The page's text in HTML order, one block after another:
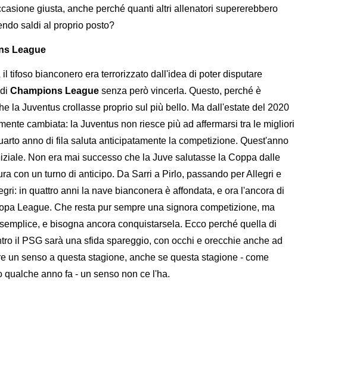
giusta, anche perché quanti altri allenatori supererebbero
saldi al proprio posto?
League
tifoso bianconero era terrorizzato dall'idea di poter disputare
Champions League senza però vincerla. Questo, perché è
la Juventus crollasse proprio sul più bello. Ma dall'estate del 2020
cambiata: la Juventus non riesce più ad affermarsi tra le migliori
anno di fila saluta anticipatamente la competizione. Quest'anno
Non era mai successo che la Juve salutasse la Coppa dalle
con un turno di anticipo. Da Sarri a Pirlo, passando per Allegri e
in quattro anni la nave bianconera è affondata, e ora l'ancora di
League. Che resta pur sempre una signora competizione, ma
e bisogna ancora conquistarsela. Ecco perché quella di
il PSG sarà una sfida spareggio, con occhi e orecchie anche ad
un senso a questa stagione, anche se questa stagione - come
qualche anno fa - un senso non ce l'ha.